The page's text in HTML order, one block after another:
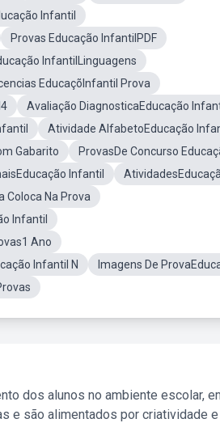
Infantil
Provas Educação InfantilPDF
InfantilLinguagens
EducaçõInfantil Prova
Avaliação DiagnosticaEducação
Atividade AlfabetoEducação
Gabarito
ProvasDe Concurso
Infantil
Coloca Na Prova
Infantil
Ano
Infantil N
Imagens De
dos alunos no ambiente escolar,
e são alimentados por criatividade e